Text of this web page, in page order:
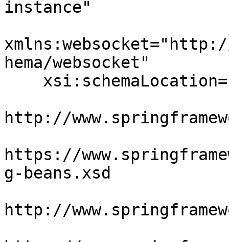
instance"
hema/websocket"
http://
https://
g-beans.xsd
http://